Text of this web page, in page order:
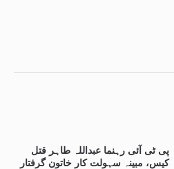
پی ٹی آئی رہنما عبداللہ طاہر قتل
کیس، مبینہ سہولت کار خاتون گرفتار